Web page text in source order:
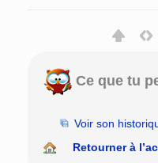
Ce que tu
Voir son
Retourner à